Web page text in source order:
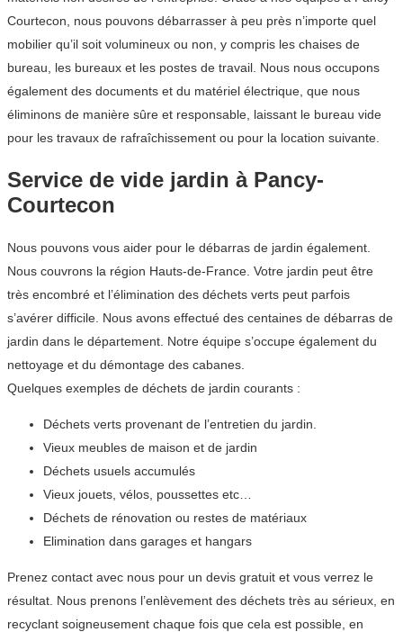
Courtecon, nous pouvons débarrasser à peu près n’importe quel
mobilier qu’il soit volumineux ou non, y compris les chaises de
bureau, les bureaux et les postes de travail. Nous nous occupons
également des documents et du matériel électrique, que nous
éliminons de manière sûre et responsable, laissant le bureau vide
pour les travaux de rafraîchissement ou pour la location suivante.
Service de vide jardin à Pancy-
Courtecon
Nous pouvons vous aider pour le débarras de jardin également.
Nous couvrons la région Hauts-de-France. Votre jardin peut être
très encombré et l’élimination des déchets verts peut parfois
s’avérer difficile. Nous avons effectué des centaines de débarras de
jardin dans le département. Notre équipe s’occupe également du
nettoyage et du démontage des cabanes.
Quelques exemples de déchets de jardin courants :
Déchets verts provenant de l’entretien du jardin.
Vieux meubles de maison et de jardin
Déchets usuels accumulés
Vieux jouets, vélos, poussettes etc…
Déchets de rénovation ou restes de matériaux
Elimination dans garages et hangars
Prenez contact avec nous pour un devis gratuit et vous verrez le
résultat. Nous prenons l’enlèvement des déchets très au sérieux, en
recyclant soigneusement chaque fois que cela est possible, en